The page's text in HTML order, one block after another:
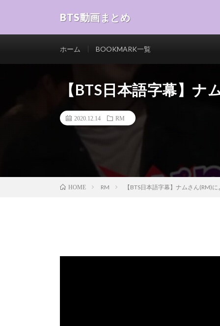
BTS動画まとめ
ホーム BOOKMARK一覧
【BTS日本語字幕】
2020.12.14 RM
HOME RM 【BTS日本語字幕】ナムさん(RM)